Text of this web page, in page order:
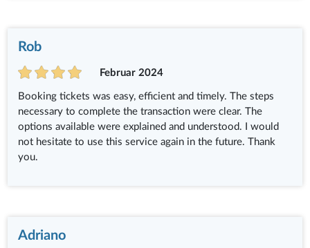
Rob
Februar 2024
Booking tickets was easy, efficient and timely. The steps
necessary to complete the transaction were clear. The
options available were explained and understood. I would
not hesitate to use this service again in the future. Thank
you.
Adriano